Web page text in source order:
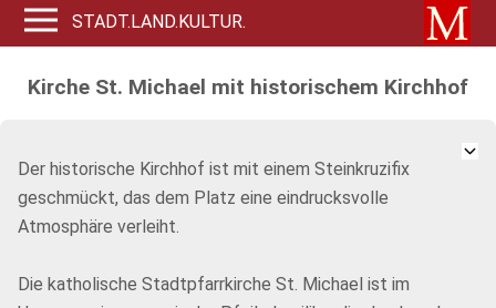
STADT.LAND.KULTUR.
Kirche St. Michael mit historischem Kirchhof
Der historische Kirchhof ist mit einem Steinkruzifix
geschmückt, das dem Platz eine eindrucksvolle
Atmosphäre verleiht.
Die katholische Stadtpfarrkirche St. Michael ist im